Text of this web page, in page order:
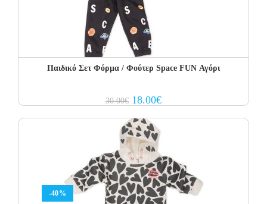
Παιδικό Σετ Φόρμα / Φούτερ Space FUN Αγόρι
30.00€ Original
price
30.00€.
18.00€Current
price
-40%